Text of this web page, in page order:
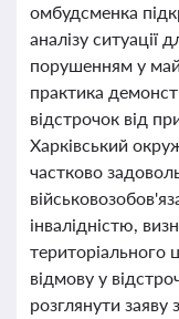
омбудсменка
аналізу ситуації
порушенням у
практика
відстрочок від
Харківський
частково
інвалідністю,
територіального
відмову у
розглянути